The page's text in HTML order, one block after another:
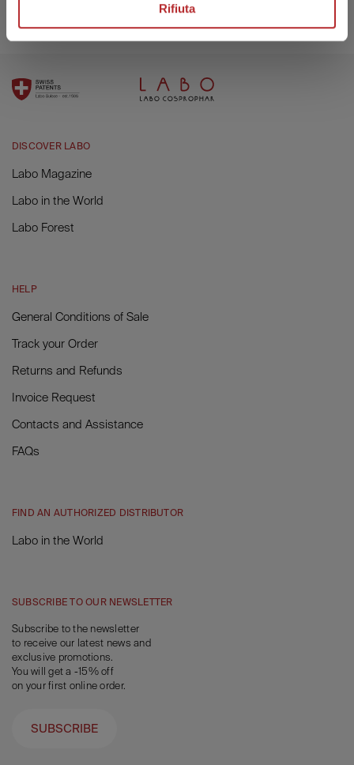
Rifiuta
DISCOVER LABO
Labo Magazine
Labo in the World
Labo Forest
HELP
General Conditions of Sale
Track your Order
Returns and Refunds
Invoice Request
Contacts and Assistance
FAQs
FIND AN AUTHORIZED DISTRIBUTOR
Labo in the World
SUBSCRIBE TO OUR NEWSLETTER
Subscribe to the newsletter
to receive our latest news and
exclusive promotions.
You will get a -15% off
on your first online order.
SUBSCRIBE